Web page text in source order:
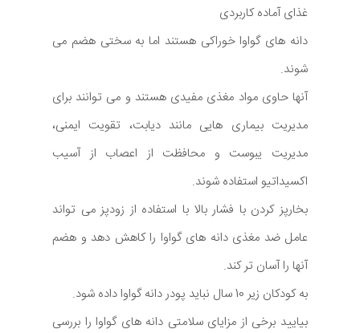
غذای آماده کاربردی
دانه های گواوا خوراکی هستند اما به سختی هضم می
شوند.
آنها حاوی مواد مغذی مفیدی هستند و می توانند برای
مدیریت بیماری هایی مانند دیابت، تقویت ایمنی،
مدیریت یبوست و محافظت از اعصاب از آسیب
اکسیداتیو استفاده شوند.
بخارپز کردن با فشار بالا با استفاده از زودپز می تواند
عامل ضد مغذی دانه های گواوا را کاهش دهد و هضم
آنها را آسان تر کند.
به کودکان زیر 10 سال نباید پودر دانه گواوا داده شود.
بیایید برخی از مزایای سلامتی دانه های گواوا را بررسی